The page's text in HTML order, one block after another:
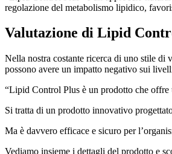
regolazione del metabolismo lipidico,
Valutazione di Lipid
Nella nostra costante ricerca di uno stile di
possono avere un impatto negativo sui
“Lipid Control Plus è un prodotto che offre
Si tratta di un prodotto innovativo
Ma è davvero efficace e sicuro per
Vediamo insieme i dettagli del prodotto e